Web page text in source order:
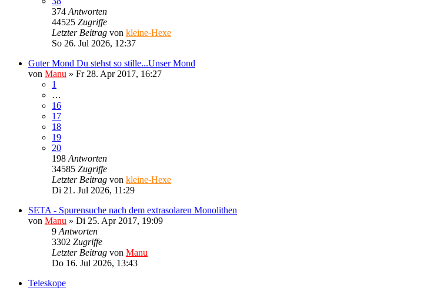
374 Antworten
44525 Zugriffe
Letzter Beitrag von kleine-Hexe
So 26. Jul 2026, 12:37
Guter Mond Du stehst so stille...Unser Mond
von Manu » Fr 28. Apr 2017, 16:27
1
…
16
17
18
19
20
198 Antworten
34585 Zugriffe
Letzter Beitrag von kleine-Hexe
Di 21. Jul 2026, 11:29
SETA - Spurensuche nach dem extrasolaren Monolithen
von Manu » Di 25. Apr 2017, 19:09
9 Antworten
3302 Zugriffe
Letzter Beitrag von Manu
Do 16. Jul 2026, 13:43
Teleskope